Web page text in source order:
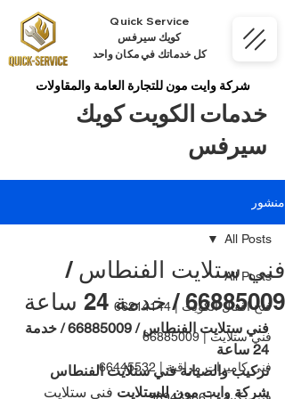
Quick Service
كويك سيرفس
كل خدماتك في مكان واحد
شركة وايت مون للتجارة العامة والمقاولات
خدمات الكويت كويك
سيرفس
منشور
All Posts
فتح اقفال الكويت | 66214144
فني ستلايت | 66885009
فني كاميرات مراقبة | 66445532
All Posts
فني ستلايت الفنطاس /
66885009 / خدمة 24 ساعة
فني ستلايت الفنطاس / 66885009 / خدمة
24 ساعة
تركيب والصيانة فني ستلايت الفنطاس
شركة وايت مون للستلايت فني ستلايت